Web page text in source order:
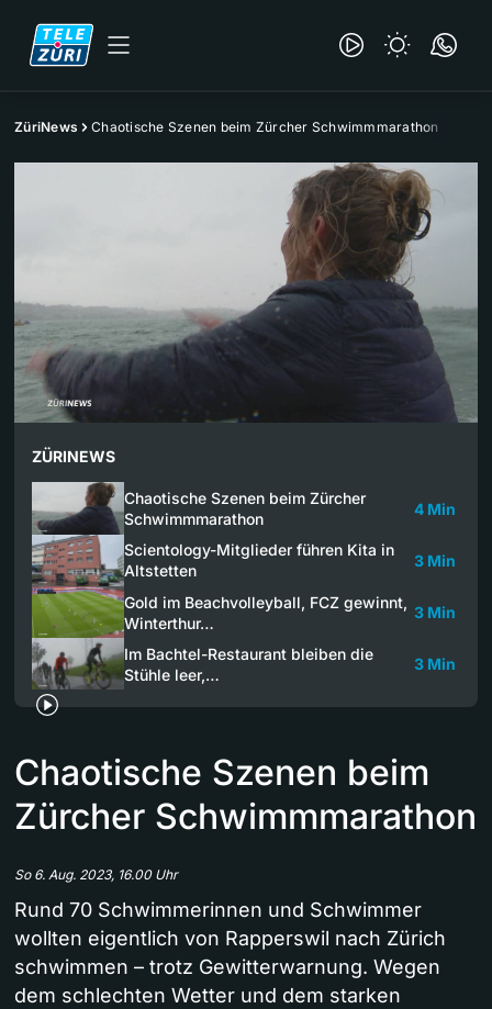
ZüriNews Chaotische Szenen beim Zürcher Schwimmmarathon
ZÜRINEWS
Chaotische Szenen beim Zürcher
Schwimmmarathon
4 Min
Scientology-Mitglieder führen Kita in
Altstetten
3 Min
Gold im Beachvolleyball, FCZ gewinnt,
Winterthur…
3 Min
Im Bachtel-Restaurant bleiben die
Stühle leer,…
3 Min
Chaotische Szenen beim
Zürcher Schwimmmarathon
So 6. Aug. 2023, 16.00 Uhr
Rund 70 Schwimmerinnen und Schwimmer
wollten eigentlich von Rapperswil nach Zürich
schwimmen – trotz Gewitterwarnung. Wegen
dem schlechten Wetter und dem starken